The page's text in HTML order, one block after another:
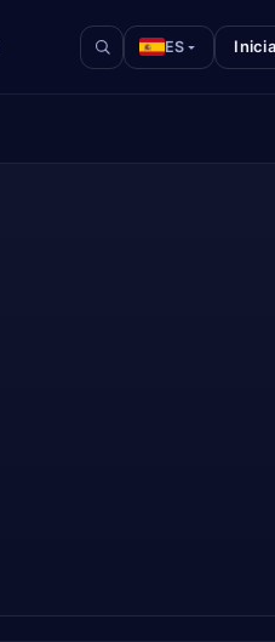
ES